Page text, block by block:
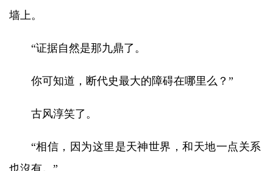
墙上。
“证据自然是那九鼎了。
你可知道，断代史最大的障碍在哪里么？”
古风淳笑了。
“相信，因为这里是天神世界，和天地一点关系
也沒有。”